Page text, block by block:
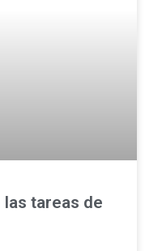
tareas de